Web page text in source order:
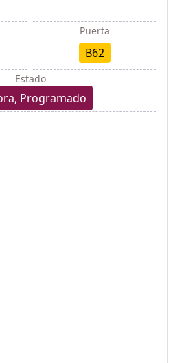
Puerta
B62
Estado
Programado